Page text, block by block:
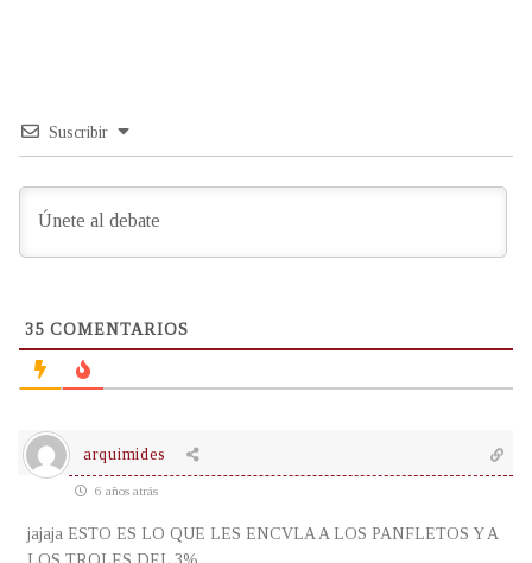
Suscribir
35 COMENTARIOS
arquimides
6 años atrás
jajaja ESTO ES LO QUE LES ENCVLA A LOS PANFLETOS Y A